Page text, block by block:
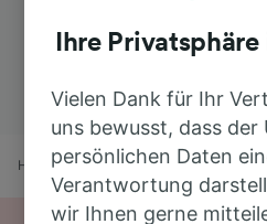
Home Bahnfahrplan Innsbruck
Ihre
Vielen Dank für Ihr
uns bewusst, dass
persönlichen Daten
Verantwortung
wir Ihnen gerne